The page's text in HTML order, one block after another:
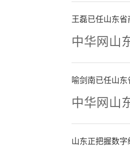
少。
无法
也需
失。”
另
王磊已任山东
中华网山
喻剑南已任山
中华网山
山东正把握数